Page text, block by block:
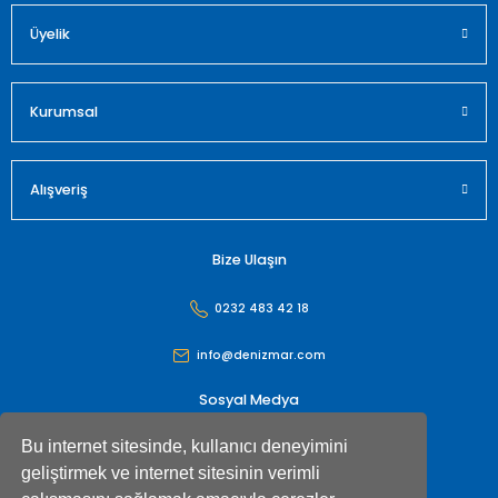
Bu internet sitesinde, kullanıcı deneyimini
geliştirmek ve internet sitesinin verimli
Üyelik
Kurumsal
Alışveriş
Bize Ulaşın
0232 483 42 18
info@denizmar.com
Sosyal Medya